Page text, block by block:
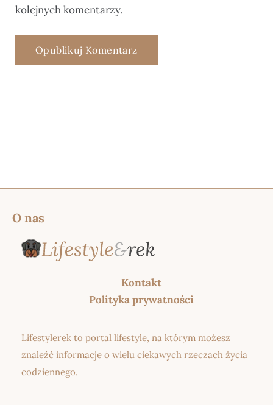
kolejnych komentarzy.
O nas
Kontakt
Polityka prywatności
Lifestylerek to portal lifestyle, na którym możesz
znaleźć informacje o wielu ciekawych rzeczach życia
codziennego.